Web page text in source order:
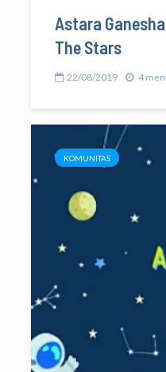
Astara
The Stars
22/08/2019 4
KOMUNITAS